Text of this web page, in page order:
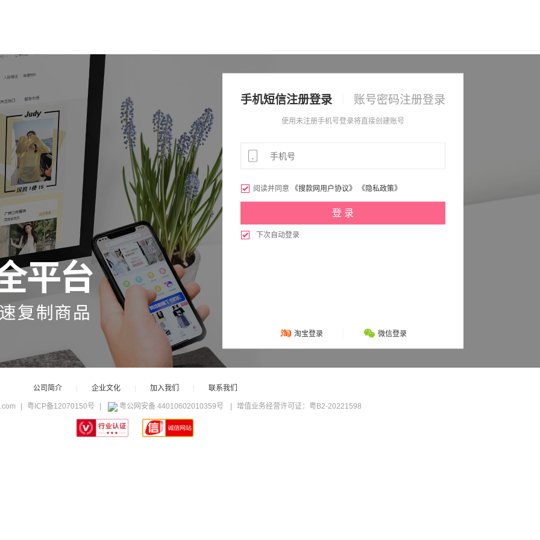
手机短信注册登录 账号密码注册登录
使用未注册手机号登录将直接创建账号
 阅读并同意 《搜款网用户协议》 《隐私政策》
 下次自动登录
淘宝登录 微信登录
公司简介 企业文化 加入我们 联系我们
粤ICP备12070150号 粤公网安备 44010602010359号 增值业务经营许可证：粤B2-20221598